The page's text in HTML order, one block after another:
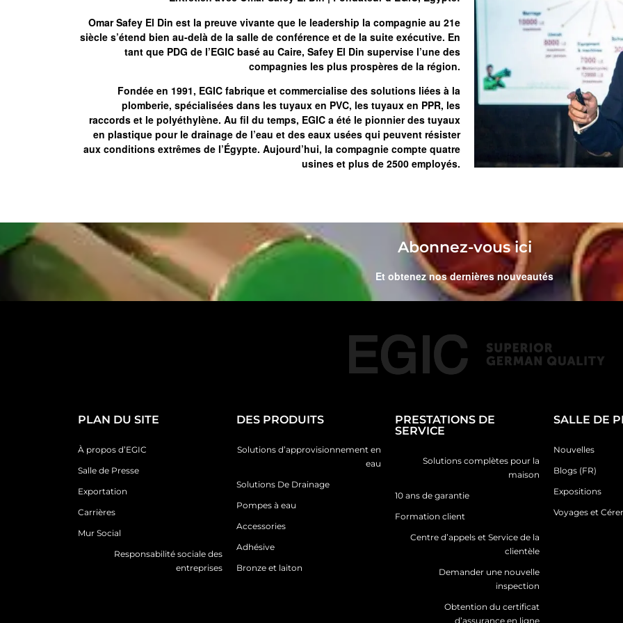
Omar Safey El Din est la preuve vivante que le leadership la compagnie au 21e
siècle s’étend bien au-delà de la salle de conférence et de la suite exécutive. En
tant que PDG de l’EGIC basé au Caire, Safey El Din supervise l’une des
compagnies les plus prospères de la région.
Fondée en 1991, EGIC fabrique et commercialise des solutions liées à la
plomberie, spécialisées dans les tuyaux en PVC, les tuyaux en PPR, les
raccords et le polyéthylène. Au fil du temps, EGIC a été le pionnier des tuyaux
en plastique pour le drainage de l’eau et des eaux usées qui peuvent résister
aux conditions extrêmes de l’Égypte. Aujourd’hui, la compagnie compte quatre
usines et plus de 2500 employés.
Abonnez-vous ici
Et obtenez nos dernières nouveautés
PLAN DU SITE
À propos d’EGIC
Salle de Presse
Exportation
Carrières
Mur Social
Responsabilité sociale des
entreprises
DES PRODUITS
Solutions d’approvisionnement en
eau
Solutions De Drainage
Pompes à eau
Accessories
Adhésive
Bronze et laiton
PRESTATIONS DE
SERVICE
Solutions complètes pour la
maison
10 ans de garantie
Formation client
Centre d’appels et Service de la
clientèle
Demander une nouvelle
inspection
Obtention du certificat
d’assurance en ligne
SALLE DE
Nouvelles
Blogs (FR)
Expositions
Voyages et